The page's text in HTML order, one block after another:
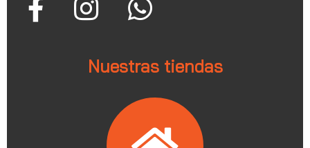
Nuestras tiendas